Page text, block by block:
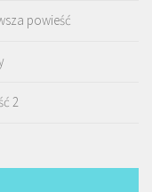
powieść
2